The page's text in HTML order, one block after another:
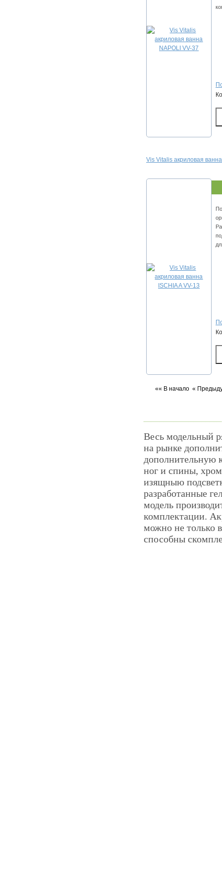
Vis Vitalis акриловая
«« В начало «
Весь модельный
на рынке
дополнительную
ног и спины,
изящныю
разработанные
модель
комплектации.
можно не только
способны